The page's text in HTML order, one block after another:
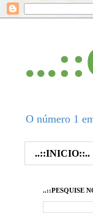
O número 1
..::INICIO::..
..::PESQUISE